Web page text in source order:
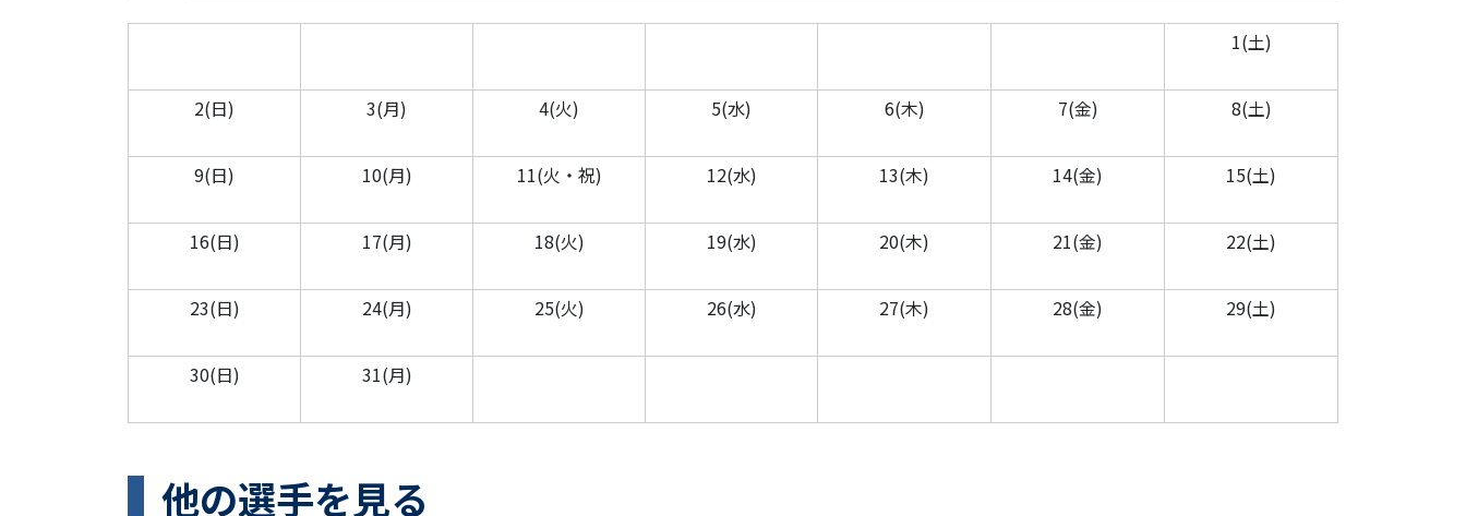
1(土)
2(日) 3(月) 4(火) 5(水) 6(木) 7(金) 8(土)
9(日) 10(月) 11(火・祝) 12(水) 13(木) 14(金) 15(土)
16(日) 17(月) 18(火) 19(水) 20(木) 21(金) 22(土)
23(日) 24(月) 25(火) 26(水) 27(木) 28(金) 29(土)
30(日) 31(月)
他の選手を見る